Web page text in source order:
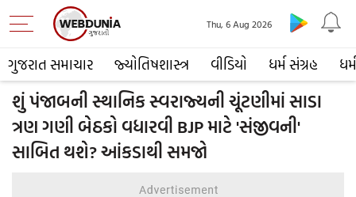
ગુજરાત સમાચાર જ્યોતિષશાસ્ત્ર વીડિયો ધર્મ સંગ્રહ ધર્મ
Thu, 6 Aug 2026
શું પંજાબની સ્થાનિક સ્વરાજ્યની ચૂંટણીમાં સાડા
ત્રણ ગણી બેઠકો વધારવી BJP માટે 'સંજીવની'
સાબિત થશે? આંકડાથી સમજો